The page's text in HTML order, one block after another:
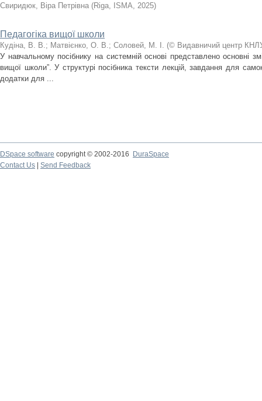
Свиридюк, Віра Петрівна (Riga, ISMA, 2025)
Педагогіка вищої школи
Кудіна, В. В.; Матвієнко, О. В.; Соловей, М. І. (© Видавничий центр
У навчальному посібнику на системній основі представлено основні
вищої школи”. У структурі посібника тексти лекцій, завдання для
додатки для ...
DSpace software copyright © 2002-2016
DuraSpace
Contact Us
Send Feedback